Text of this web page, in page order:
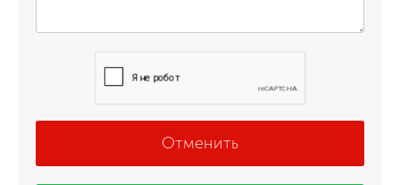
Отменить